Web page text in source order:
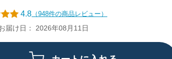
4.8 （948件の商品レビュー）
届け日： 2026年08月11日